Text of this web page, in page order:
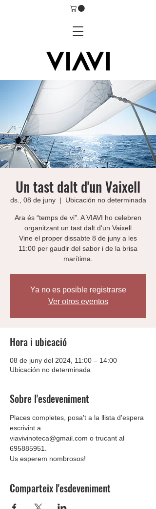
Un tast dalt d'un Vaixell
ds., 08 de juny
  |
Ubicación no determinada
Ara és “temps de vi”. A VIAVI ho celebren
organitzant un tast dalt d'un Vaixell
Vine el proper dissabte 8 de juny a les
11:00 per gaudir del sabor i de la brisa
marítima.
Ya no es posible registrarse
Ver otros eventos
Hora i ubicació
08 de juny del 2024, 11:00 – 14:00
Ubicación no determinada
Sobre l'esdeveniment
Places completes, posa't a la llista d'espera
escrivint a
viavivinoteca@gmail.com o trucant al
695885951.
Us esperem nombrosos!
Comparteix l'esdeveniment